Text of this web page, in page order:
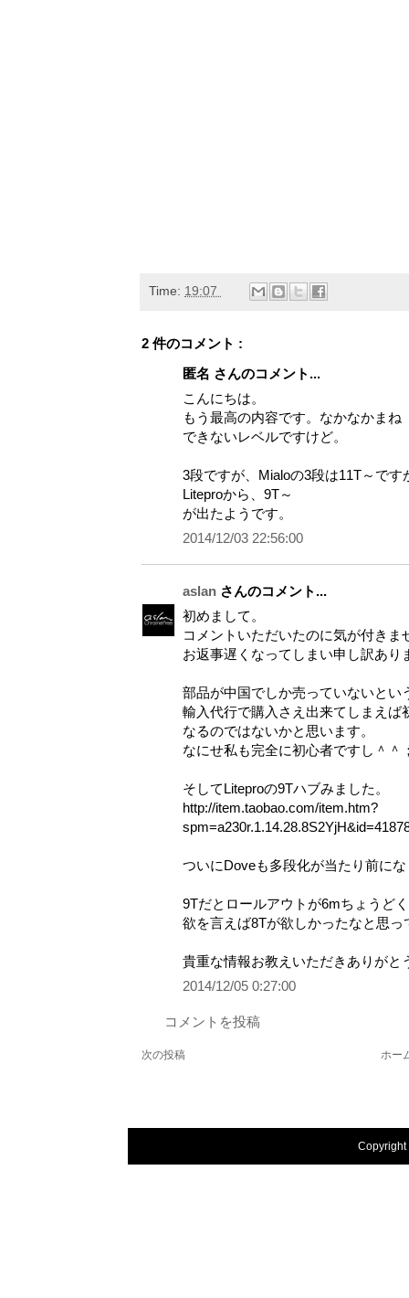
Time: 19:07
2 件のコメント :
匿名 さんのコメント...
こんにちは。
もう最高の内容です。なかなかまね
できないレベルですけど。
3段ですが、Mialoの3段は11T～で
Liteproから、9T～
が出たようです。
2014/12/03 22:56:00
aslan さんのコメント...
初めまして。
コメントいただいたのに気が付きま
お返事遅くなってしまい申し訳あり
部品が中国でしか売っていないとい
輸入代行で購入さえ出来てしまえば
なるのではないかと思います。
なにせ私も完全に初心者ですし＾＾
そしてLiteproの9Tハブみました。
http://item.taobao.com/item.htm?
ついにDoveも多段化が当たり前に
9Tだとロールアウトが6mちょうど
欲を言えば8Tが欲しかったなと思っ
貴重な情報お教えいただきありがと
2014/12/05 0:27:00
コメントを投稿
次の投稿 ホー
Copyright